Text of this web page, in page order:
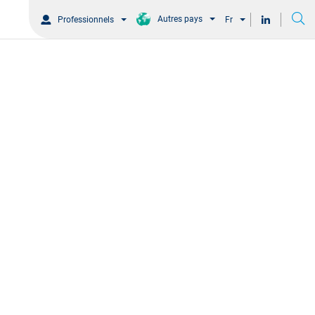
Professionnels Autres pays Fr